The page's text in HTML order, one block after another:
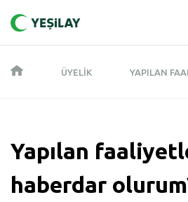
ÜYELIK YAPILAN
Yapılan
haberdar